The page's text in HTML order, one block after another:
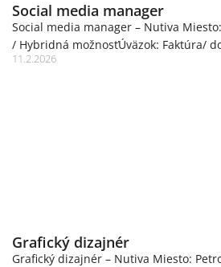
Social media manager
11.2.2026
Social media manager – Nutiva
/ Hybridná možnosťÚväzok: Faktúra/
Grafický dizajnér
Grafický dizajnér – Nutiva Miesto: